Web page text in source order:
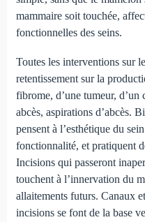
mammaire soit touchée,
fonctionnelles des seins.
Toutes les interventions sur
retentissement sur la
fibrome, d’une tumeur, d’un
abcès, aspirations d’abcès.
pensent à l’esthétique du
fonctionnalité, et pratiquent
Incisions qui passeront
touchent à l’innervation du
allaitements futurs. Canaux
incisions se font de la base